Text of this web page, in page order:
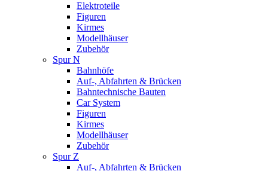
Elektroteile
Figuren
Kirmes
Modellhäuser
Zubehör
Spur N
Bahnhöfe
Auf-, Abfahrten & Brücken
Bahntechnische Bauten
Car System
Figuren
Kirmes
Modellhäuser
Zubehör
Spur Z
Auf-, Abfahrten & Brücken